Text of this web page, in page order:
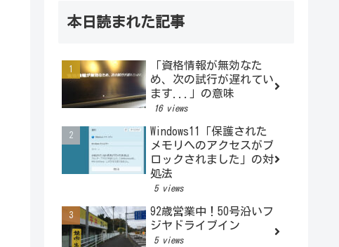
本日読まれた記事
「資格情報が無効なた
め、次の試行が遅れてい
ます...」の意味
16 views
Windows11「保護された
メモリへのアクセスがブ
ロックされました」の対
処法
5 views
92歳営業中！50号沿いフ
ジヤドライブイン
5 views